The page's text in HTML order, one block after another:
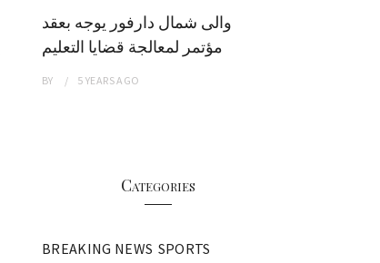
والى شمال دارفور يوجه بعقد
مؤتمر لمعالجة قضايا التعليم
BY 5 YEARSAGO
Categories
BREAKING NEWS SPORTS